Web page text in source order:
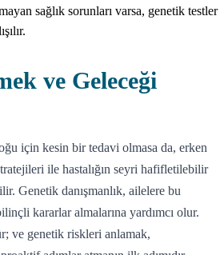
sağlık sorunları varsa, genetik testler
ve Geleceği
için kesin bir tedavi olmasa da, erken
ile hastalığın seyri hafifletilebilir
Genetik danışmanlık, ailelere bu
kararlar almalarına yardımcı olur.
ve genetik riskleri anlamak,